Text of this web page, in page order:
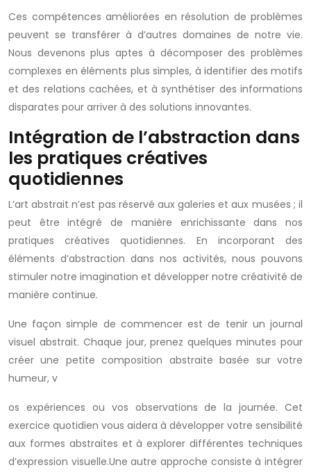
Ces compétences améliorées en résolution de problèmes
peuvent se transférer à d’autres domaines de notre vie.
Nous devenons plus aptes à décomposer des problèmes
complexes en éléments plus simples, à identifier des motifs
et des relations cachées, et à synthétiser des informations
disparates pour arriver à des solutions innovantes.
Intégration de l’abstraction dans
les pratiques créatives
quotidiennes
L’art abstrait n’est pas réservé aux galeries et aux musées ; il
peut être intégré de manière enrichissante dans nos
pratiques créatives quotidiennes. En incorporant des
éléments d’abstraction dans nos activités, nous pouvons
stimuler notre imagination et développer notre créativité de
manière continue.
Une façon simple de commencer est de tenir un journal
visuel abstrait. Chaque jour, prenez quelques minutes pour
créer une petite composition abstraite basée sur votre
humeur, v
os expériences ou vos observations de la journée. Cet
exercice quotidien vous aidera à développer votre sensibilité
aux formes abstraites et à explorer différentes techniques
d’expression visuelle.Une autre approche consiste à intégrer